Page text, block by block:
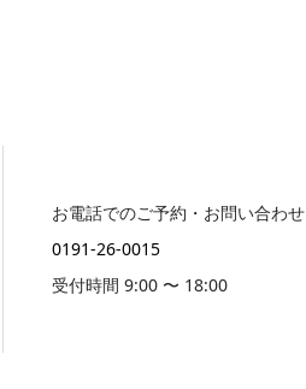
お電話でのご予約・お問い合わせ
0191-26-0015
受付時間 9:00 〜 18:00